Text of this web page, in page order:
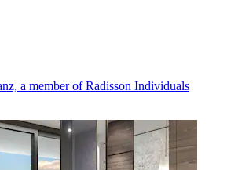
a member of Radisson Individuals